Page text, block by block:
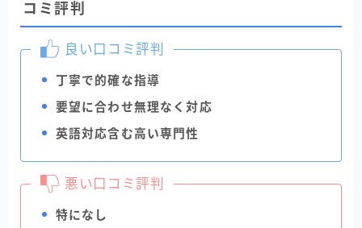
コミ評判
良い口コミ評判
丁寧で的確な指導
要望に合わせ無理なく対応
英語対応含む高い専門性
悪い口コミ評判
特になし